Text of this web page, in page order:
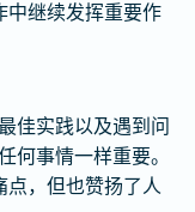
中继续发挥重要作
佳实践以及遇到问
何事情一样重要。
点，但也赞扬了人